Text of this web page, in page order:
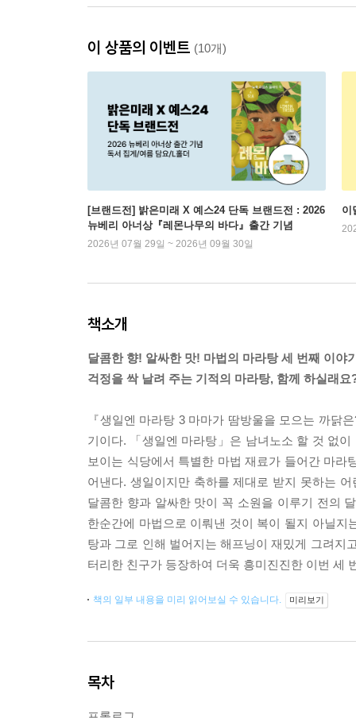
이 상품의 이벤트 (10개)
[브랜드전] 밝은미래 X 예스24 단독 브랜드전 : 2026
뉴베리 아너상『레몬나무의 바다』출간 기념
2026년 07월 29일 ~ 2026년 09월 30일
이
책소개
달콤한 향! 알싸한 맛! 마법의 마라탕 세 번째 이야
걱정을 싹 날려 주는 기적의 마라탕, 함께 하실래요
『생일엔 마라탕 3 마마가 땀방울을 모으는 까닭
기이다. 「생일엔 마라탕」은 남녀노소 할 것 없
보이는 식당에서 특별한 마법 재료가 들어간 마
어낸다. 생일이지만 축하를 제대로 받지 못하는
달콤한 향과 알싸한 맛이 꼭 소원을 이루기 전의
한순간에 마법으로 이뤄낸 것이 복이 될지 아닐
탕과 그로 인해 벌어지는 해프닝이 재밌게 그려지
터리한 친구가 등장하여 더욱 흥미진진한 이번 세
책의 일부 내용을 미리 읽어보실 수 있습니다. 미리보기
목차